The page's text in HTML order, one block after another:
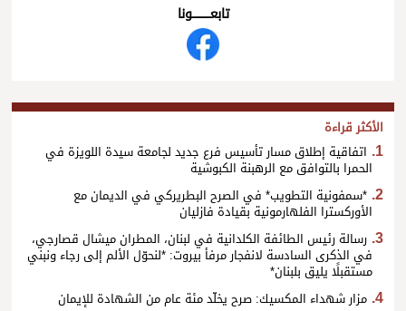
تابعــــــــــونا
الأكثر قراءة
اتفاقية إطلاق مسار تأسيس فرع جديد لجامعة سيدة اللويزة في
الحمرا بالتوافق مع الرهبنة الكبوشية
*سمفونية التطويب* في الصرح البطريركي في الديمان مع
الأوركسترا الفلهارمونية بقيادة فازليان
رسالة رئيس الطائفة الكلدانية في لبنان، المطران ميشال قصارجي،
في الذكرى السادسة لانفجار مرفأ بيروت: *لنحوّل الألم إلى رجاء ونبني
مستقبلًا يليق بلبنان*
مزار شهداء المكسيك: صرح يخلّد مئة عام من الشهادة للإيمان